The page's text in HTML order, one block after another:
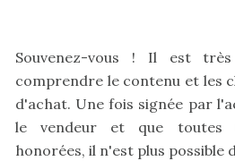
Souvenez-vous ! Il est
comprendre le contenu et les
d'achat. Une fois signée par
le vendeur et que toutes
honorées, il n'est plus possible